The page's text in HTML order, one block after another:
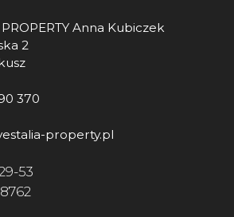
PROPERTY Anna Kubiczek
2
370
property.pl
53